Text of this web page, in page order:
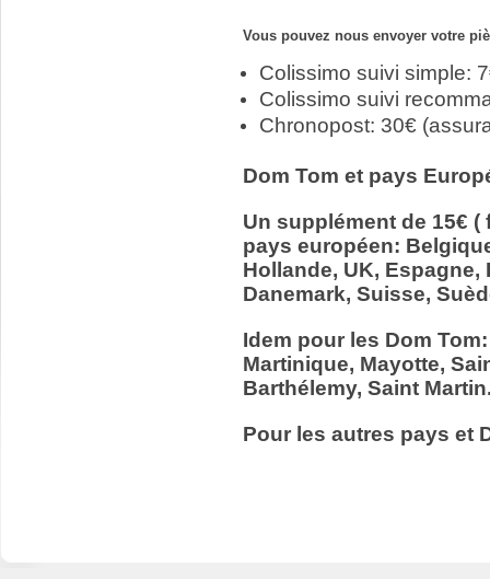
Vous pouvez nous envoyer votre
Colissimo suivi simple:
Colissimo suivi
Chronopost: 30€
Dom Tom et pays
Un supplément de 15€
pays européen:
Hollande, UK,
Danemark, Suisse,
Idem pour les Dom
Martinique, Mayotte,
Barthélemy, Saint
Pour les autres pays et